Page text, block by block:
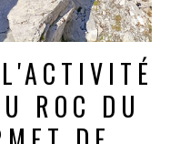
ROC DU